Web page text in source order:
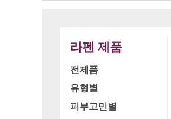
라펜 제품
전제품
유형별
피부고민별